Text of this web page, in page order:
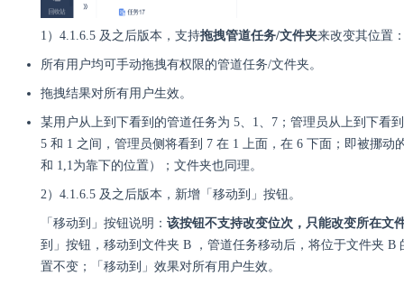
1） 4.1.6.5 及之后版本，支持拖拽管道任务/文件夹来改变其位置
所有用户均可手动拖拽有权限的管道任务/文件夹。
拖拽结果对所有用户生效。
某用户从上到下看到的管道任务为 5、1、7；管理员从上到下看
5 和 1 之间，管理员侧将看到 7 在 1 上面，在 6 下面；即被挪
和 1,1为靠下的位置）；文件夹也同理。
2） 4.1.6.5 及之后版本，新增 「 移动到 」 按钮。
「 移动到 」 按钮说明： 该按钮不支持改变位次，只能改变所在文
到 」 按钮，移动到文件夹 B ，管道任务移动后，将位于文件夹 B
置不变；
「 移动到 」效果对所有用户生效。